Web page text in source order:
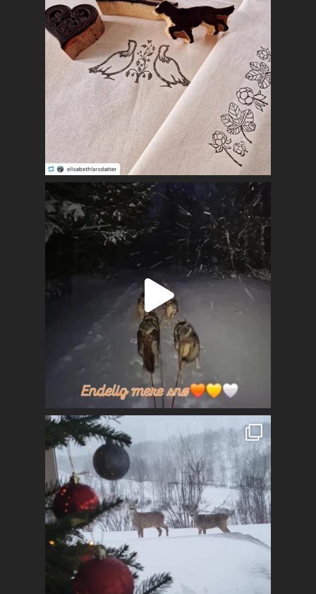
Kalender
Lag og foreninger
Praktisk info
Kontakt
Mest populært siste